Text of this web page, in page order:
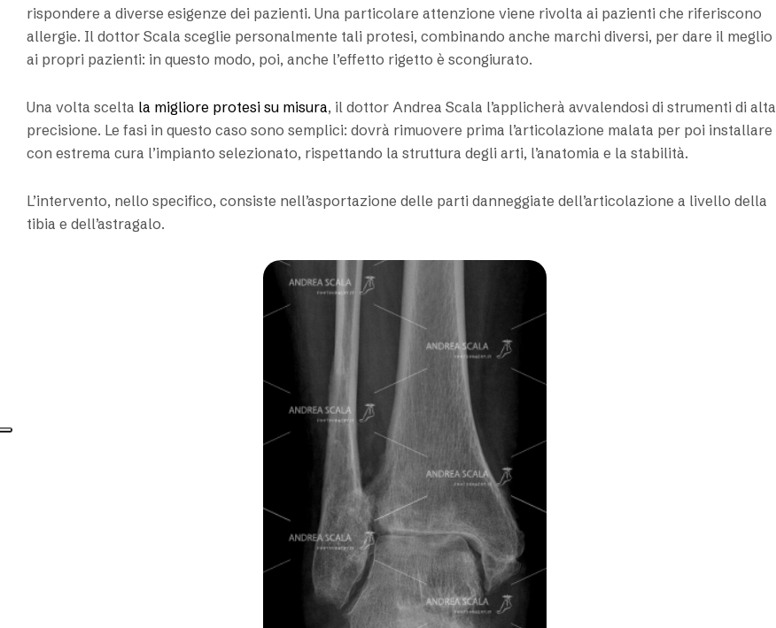
rispondere a diverse esigenze dei pazienti. Una particolare attenzione viene rivolta ai pazienti che riferiscono
allergie. Il dottor Scala sceglie personalmente tali protesi, combinando anche marchi diversi, per dare il meglio
ai propri pazienti: in questo modo, poi, anche l’effetto rigetto è scongiurato.
Una volta scelta la migliore protesi su misura, il dottor Andrea Scala l’applicherà avvalendosi di strumenti di alta
precisione. Le fasi in questo caso sono semplici: dovrà rimuovere prima l’articolazione malata per poi installare
con estrema cura l’impianto selezionato, rispettando la struttura degli arti, l’anatomia e la stabilità.
L’intervento, nello specifico, consiste nell’asportazione delle parti danneggiate dell’articolazione a livello della
tibia e dell’astragalo.